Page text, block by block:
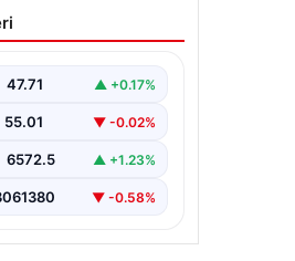
icra takibi
Takibine Zarar Verme
Yönelik Silahlı
47.71 ▲ +0.17%
55.01 ▼ -0.02%
6572.5 ▲ +1.23%
▼ -0.58%